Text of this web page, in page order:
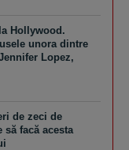
Hollywood.
unora dintre
Lopez,
de zeci de
facă acesta